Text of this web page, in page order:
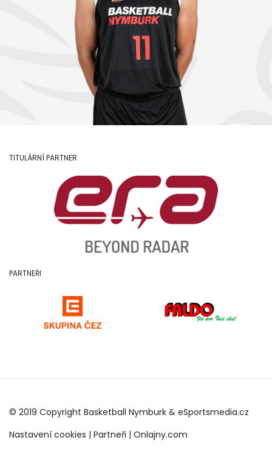
TITULÁRNÍ PARTNER
PARTNEŘI
© 2019 Copyright Basketball Nymburk & eSportsmedia.cz
Nastavení cookies | Partneři | Onlajny.com